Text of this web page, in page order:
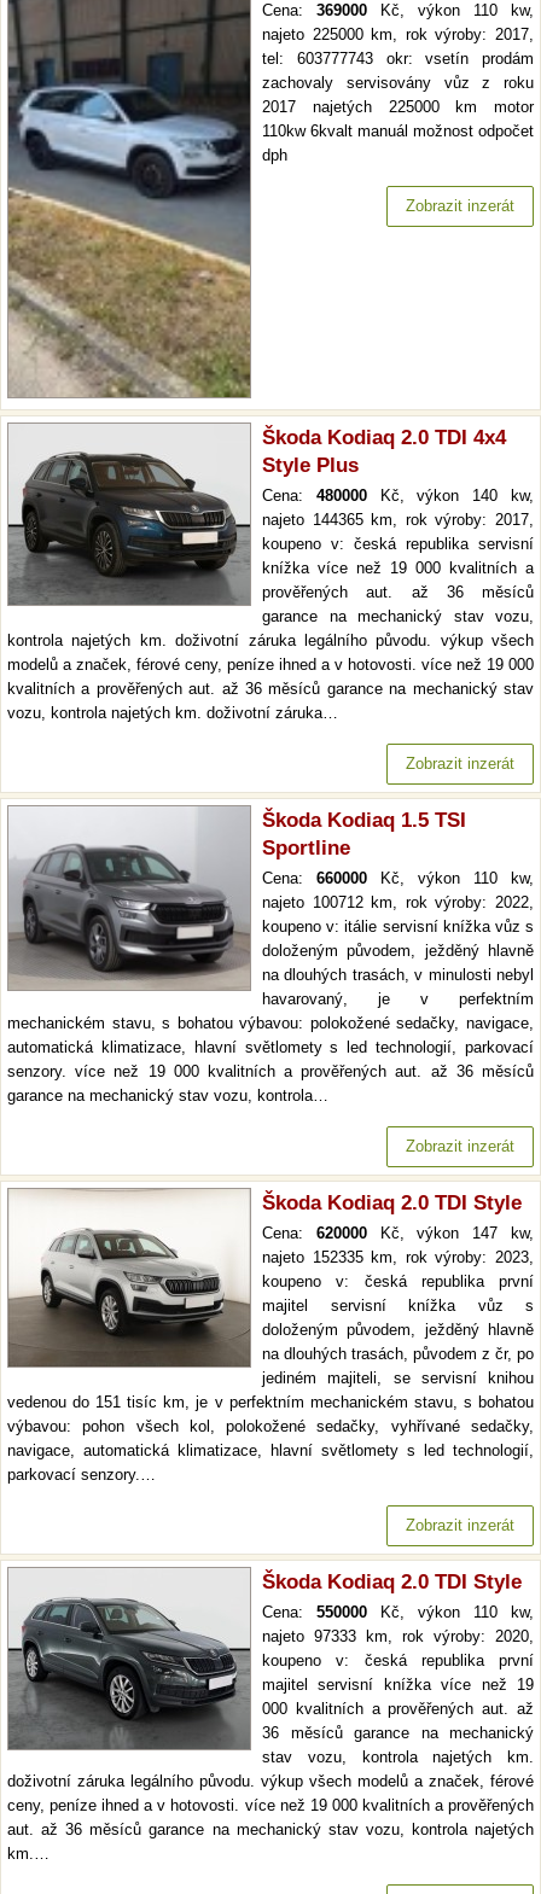
Cena: 369000 Kč, výkon 110 kw,
najeto 225000 km, rok výroby: 2017,
tel: 603777743 okr: vsetín prodám
zachovaly servisovány vůz z roku
2017 najetých 225000 km motor
110kw 6kvalt manuál možnost odpočet
dph
Zobrazit inzerát
Škoda Kodiaq 2.0 TDI 4x4
Style Plus
Cena: 480000Kč, výkon 140 kw,
najeto 144365 km, rok výroby: 2017,
koupeno v: česká republika servisní
knížka více než 19 000 kvalitních a
prověřených aut. až 36 měsíců
garance na mechanický stav vozu,
kontrola najetých km. doživotní záruka legálního původu. výkup všech
modelů a značek, férové ceny, peníze ihned a v hotovosti. více než 19 000
kvalitních a prověřených aut. až 36 měsíců garance na mechanický stav
vozu, kontrola najetých km. doživotní záruka…
Zobrazit inzerát
Škoda Kodiaq 1.5 TSI
Sportline
Cena: 660000 Kč, výkon 110 kw,
najeto 100712 km, rok výroby: 2022,
koupeno v: itálie servisní knížka vůz s
doloženým původem, ježděný hlavně
na dlouhých trasách, v minulosti nebyl
havarovaný, je v perfektním
mechanickém stavu, s bohatou výbavou: polokožené sedačky, navigace,
automatická klimatizace, hlavní světlomety s led technologií, parkovací
senzory. více než 19 000 kvalitních a prověřených aut. až 36 měsíců
garance na mechanický stav vozu, kontrola…
Zobrazit inzerát
Škoda Kodiaq 2.0 TDI Style
Cena: 620000Kč, výkon 147 kw,
najeto 152335 km, rok výroby: 2023,
koupeno v: česká republika první
majitel servisní knížka vůz s
doloženým původem, ježděný hlavně
na dlouhých trasách, původem z čr, po
jediném majiteli, se servisní knihou
vedenou do 151 tisíc km, je v perfektním mechanickém stavu, s bohatou
výbavou: pohon všech kol, polokožené sedačky, vyhřívané sedačky,
navigace, automatická klimatizace, hlavní světlomety s led technologií,
parkovací senzory.…
Zobrazit inzerát
Škoda Kodiaq 2.0 TDI Style
Cena: 550000 Kč, výkon 110 kw,
najeto 97333 km, rok výroby: 2020,
koupeno v: česká republika první
majitel servisní knížka více než 19
000 kvalitních a prověřených aut. až
36 měsíců garance na mechanický
stav vozu, kontrola najetých km.
doživotní záruka legálního původu. výkup všech modelů a značek, férové
ceny, peníze ihned a v hotovosti. více než 19 000 kvalitních a prověřených
aut. až 36 měsíců garance na mechanický stav vozu, kontrola najetých
km.…